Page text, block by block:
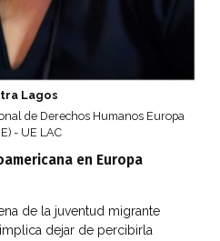
Lagos
de Derechos Humanos Europa
- UE LAC
en Europa
de la juventud migrante
dejar de percibirla